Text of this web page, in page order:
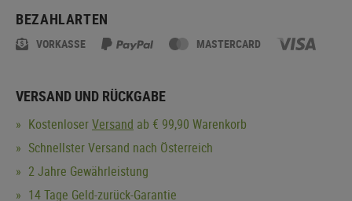
BEZAHLARTEN
VORKASSE MASTERCARD
VERSAND UND RÜCKGABE
KostenloserVersand ab € 99,90 Warenkorb
Schnellster Versand nach Österreich
2 Jahre Gewährleistung
14 Tage Geld-zurück-Garantie